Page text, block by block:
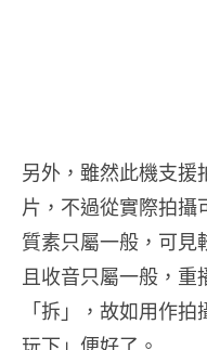
另外，雖然此機支援
片，不過從實際拍攝
質素只屬一般，可見
且收音只屬一般，
「拆」，故如用作